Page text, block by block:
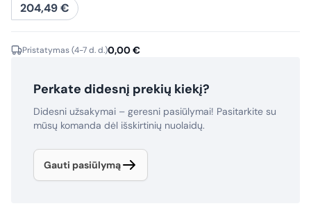
204,49€
Pristatymas (4-7 d. d.)0,00€
Perkate didesnį prekių kiekį?
Didesni užsakymai – geresni pasiūlymai! Pasitarkite su
mūsų komanda dėl išskirtinių nuolaidų.
Gauti pasiūlymą